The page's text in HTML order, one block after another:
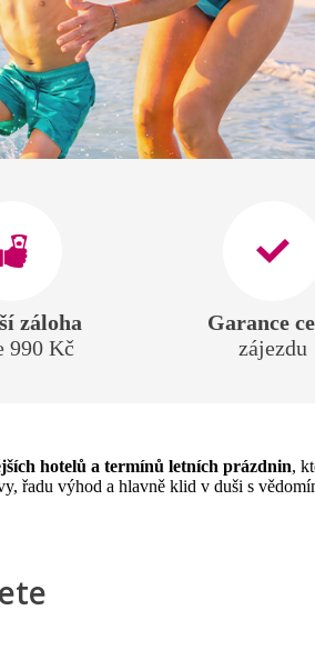
záloha
990 Kč
Garance
zájezdu
hotelů a termínů letních prázdnin,
řadu výhod a hlavně klid v duši s